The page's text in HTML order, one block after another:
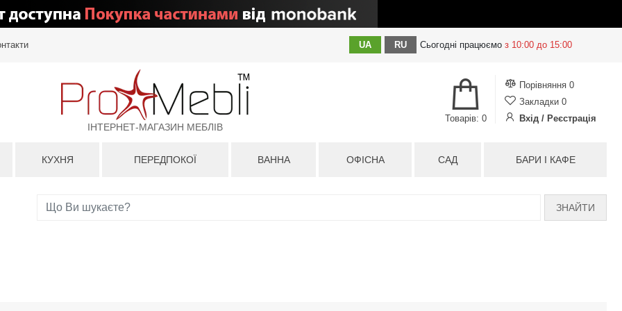
UA RU Сьогодні працюємо з 10:00 до 15:00
ІНТЕРНЕТ-МАГАЗИН МЕБЛІВ
Порівняння 0
Закладки 0
Вхід / Реєстрація
Товарів: 0
КУХНЯ ПЕРЕДПОКОЇ ВАННА ОФІСНА САД БАРИ І КАФЕ
ЗНАЙТИ